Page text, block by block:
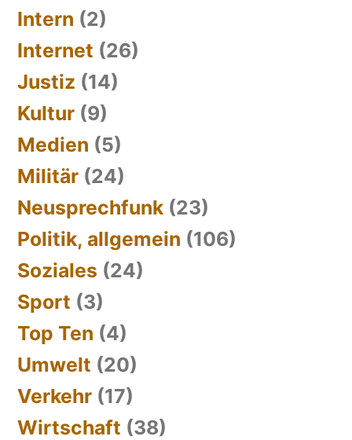
Intern (2)
Internet (26)
Justiz (14)
Kultur (9)
Medien (5)
Militär (24)
Neusprechfunk (23)
Politik, allgemein (106)
Soziales (24)
Sport (3)
Top Ten (4)
Umwelt (20)
Verkehr (17)
Wirtschaft (38)